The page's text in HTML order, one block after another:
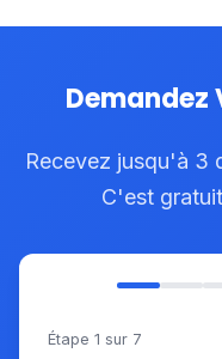
Demandez
Recevez jusqu'à 3
C'est
Étape 1 sur 7